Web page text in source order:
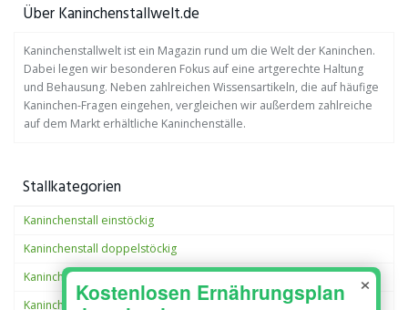
×
Über Kaninchenstallwelt.de
Kaninchenstallwelt ist ein Magazin rund um die Welt der Kaninchen.
Dabei legen wir besonderen Fokus auf eine artgerechte Haltung
und Behausung. Neben zahlreichen Wissensartikeln, die auf häufige
Kaninchen-Fragen eingehen, vergleichen wir außerdem zahlreiche
auf dem Markt erhältliche Kaninchenställe.
Stallkategorien
Kaninchenstall einstöckig
Kaninchenstall doppelstöckig
Kaninchenstall XXL
Kaninchenstall außen